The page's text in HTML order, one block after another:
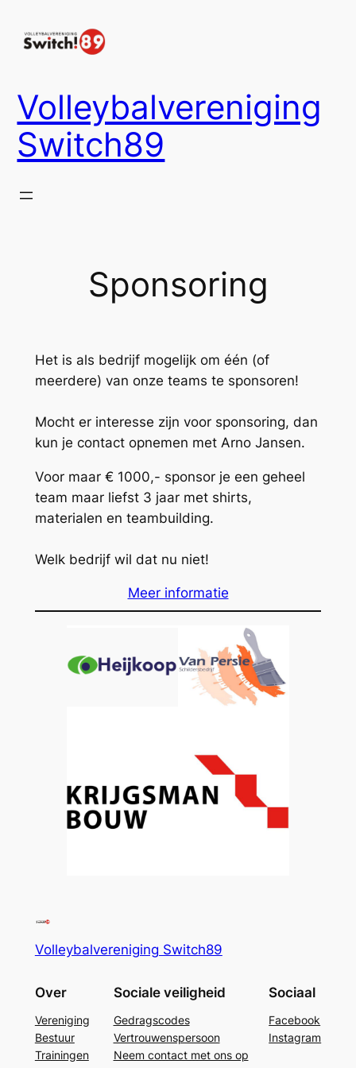
naar
Volleybalvereniging
Switch89
Sponsoring
Het is als bedrijf mogelijk om één (of
meerdere) van onze teams te sponsoren!
Mocht er interesse zijn voor sponsoring, dan
kun je contact opnemen met Arno Jansen.
Voor maar € 1000,- sponsor je een geheel
team maar liefst 3 jaar met shirts,
materialen en teambuilding.
Welk bedrijf wil dat nu niet!
Meer informatie
Volleybalvereniging Switch89
Over
Vereniging
Bestuur
Trainingen
Sociale veiligheid
Gedragscodes
Vertrouwenspersoon
Neem contact met ons op
Sociaal
Facebook
Instagram